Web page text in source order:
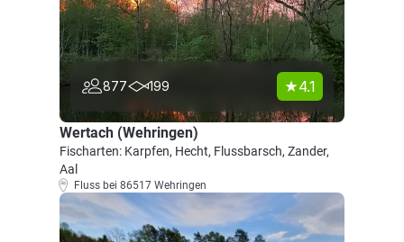
877 199 4.1
Wertach (Wehringen)
Fischarten: Karpfen, Hecht, Flussbarsch, Zander,
Aal
Fluss bei 86517 Wehringen